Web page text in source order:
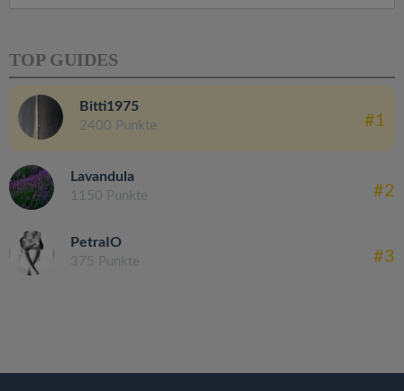
TOP GUIDES
Bitti1975
2400 Punkte #1
Lavandula
1150 Punkte #2
PetraIO
375 Punkte #3